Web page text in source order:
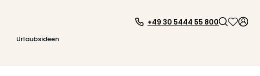
Urlaubsideen
+49 30 5444 55 800